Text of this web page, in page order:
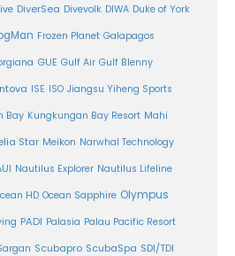
DiverSea Divevolk DIWA Duke of York
Frozen Planet Galapagos
GUE Gulf Air Gulf Blenny
ISE ISO Jiangsu Yiheng Sports
Bay Kungkungan Bay Resort Mahi
Star Meikon Narwhal Technology
Nautilus Explorer Nautilus Lifeline
HD Ocean Sapphire Olympus
PADI Palasia Palau Pacific Resort
Scubapro ScubaSpa SDI/TDI